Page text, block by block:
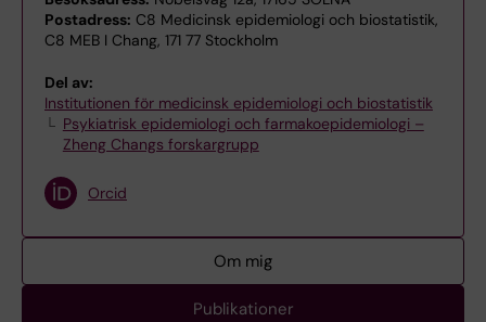
Postadress: C8 Medicinsk epidemiologi och biostatistik,
C8 MEB I Chang, 171 77 Stockholm
Del av:
Institutionen för medicinsk epidemiologi och biostatistik
Psykiatrisk epidemiologi och farmakoepidemiologi –
Zheng Changs forskargrupp
Orcid
Om mig
Publikationer